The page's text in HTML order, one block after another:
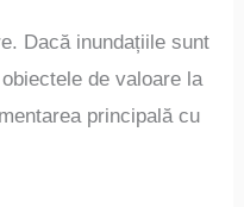
Dacă inundațiile sunt
de valoare la
principală cu